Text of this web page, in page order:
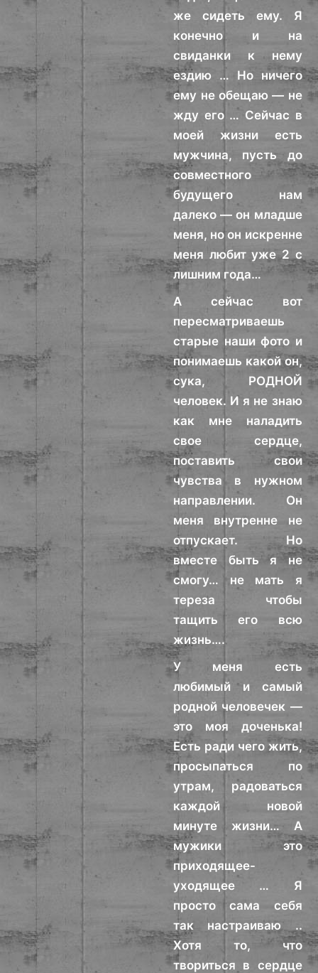
же сидеть ему. Я
конечно и на
свиданки к нему
ездию … Но ничего
ему не обещаю — не
жду его … Сейчас в
моей жизни есть
мужчина, пусть до
совместного
будущего нам
далеко — он младше
меня, но он искренне
меня любит уже 2 с
лишним года…
А сейчас вот
пересматриваешь
старые наши фото и
понимаешь какой он,
сука, РОДНОЙ
человек. И я не знаю
как мне наладить
свое сердце,
поставить свои
чувства в нужном
направлении. Он
меня внутренне не
отпускает. Но
вместе быть я не
смогу… не мать я
тереза чтобы
тащить его всю
жизнь….
У меня есть
любимый и самый
родной человечек —
это моя доченька!
Есть ради чего жить,
просыпаться по
утрам, радоваться
каждой новой
минуте жизни… А
мужики это
приходящее-
уходящее … Я
просто сама себя
так настраиваю ..
Хотя то, что
твориться в сердце